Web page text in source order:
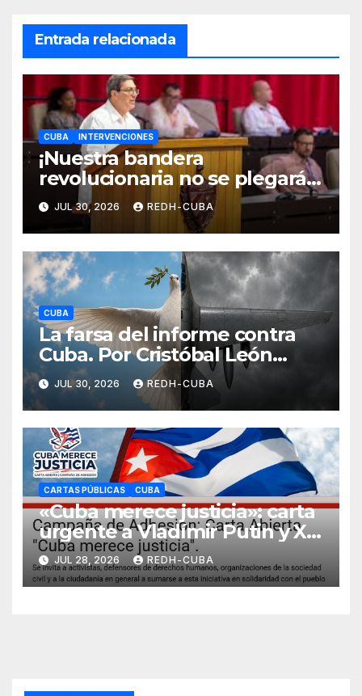
Entrada relacionada
CUBA INTERVENCIONES
¡Nuestra bandera
revolucionaria no se plegará
jamás! Por Bruno Rodríguez
Parrilla
JUL 30, 2026 REDH-CUBA
CUBA
La farsa del informe contra
Cuba. Por Cristóbal León
Campos
JUL 30, 2026 REDH-CUBA
CARTAS PÚBLICAS CUBA
«Cuba merece justicia»: carta
urgente a Vladímir Putin y Xi
Jinping (+Para adherirse a
esta iniciativa)
JUL 28, 2026 REDH-CUBA